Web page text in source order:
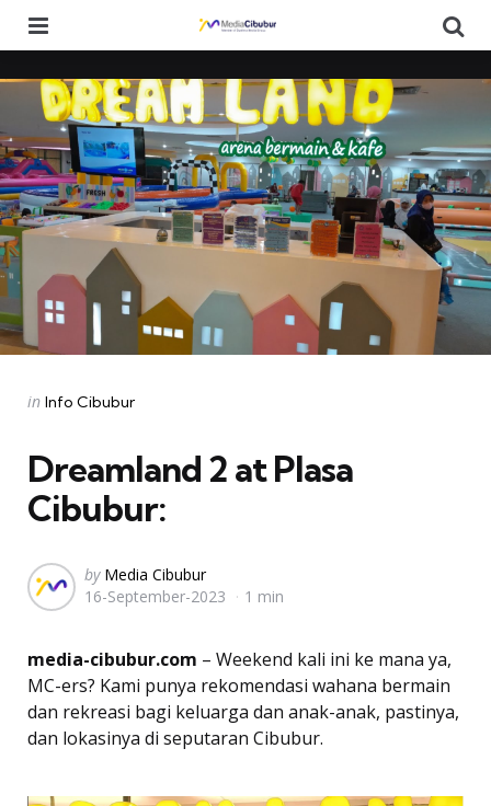
Categories
Posted
in Info Cibubur
Dreamland 2 at Plasa
Cibubur:
Posted
by
by Media Cibubur
16-September-2023
1 min
media-cibubur.com – Weekend kali ini ke mana ya,
MC-ers? Kami punya rekomendasi wahana bermain
dan rekreasi bagi keluarga dan anak-anak, pastinya,
dan lokasinya di seputaran Cibubur.